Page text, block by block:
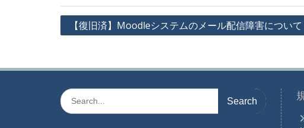
ゲ
ー
【復旧済】Moodleシステムのメール配信障害について
Search
for: